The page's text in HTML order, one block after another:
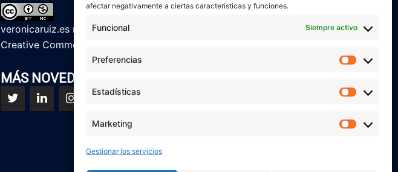
afectar negativamente a ciertas características y funciones.
Funcional Siempre activo
Preferencias
Estadísticas
Marketing
Gestionar los servicios
veronicaruiz.es realizada por
licencia de
Creative Commons Reconocimiento-NoComercial 4.0 Internacional
MÁS NOVEDADES EN MIS REDES SOCIALES